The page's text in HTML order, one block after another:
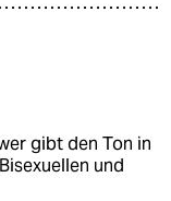
gibt den Ton in
und